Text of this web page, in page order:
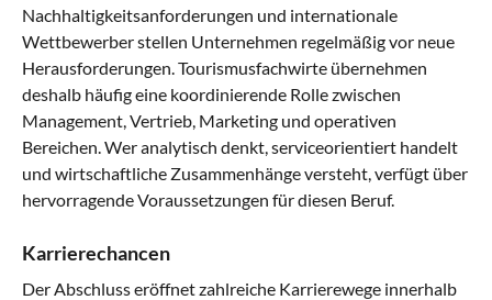
Nachhaltigkeitsanforderungen und internationale
Wettbewerber stellen Unternehmen regelmäßig vor neue
Herausforderungen. Tourismusfachwirte übernehmen
deshalb häufig eine koordinierende Rolle zwischen
Management, Vertrieb, Marketing und operativen
Bereichen. Wer analytisch denkt, serviceorientiert handelt
und wirtschaftliche Zusammenhänge versteht, verfügt über
hervorragende Voraussetzungen für diesen Beruf.
Karrierechancen
Der Abschluss eröffnet zahlreiche Karrierewege innerhalb